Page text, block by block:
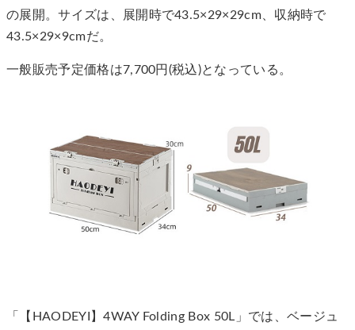
の展開。サイズは、展開時で43.5×29×29cm、収納時で
43.5×29×9cmだ。
一般販売予定価格は7,700円(税込)となっている。
「【HAODEYI】4WAY Folding Box 50L」では、ベージュ